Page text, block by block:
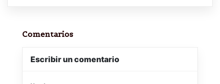
Comentarios
Escribir un comentario